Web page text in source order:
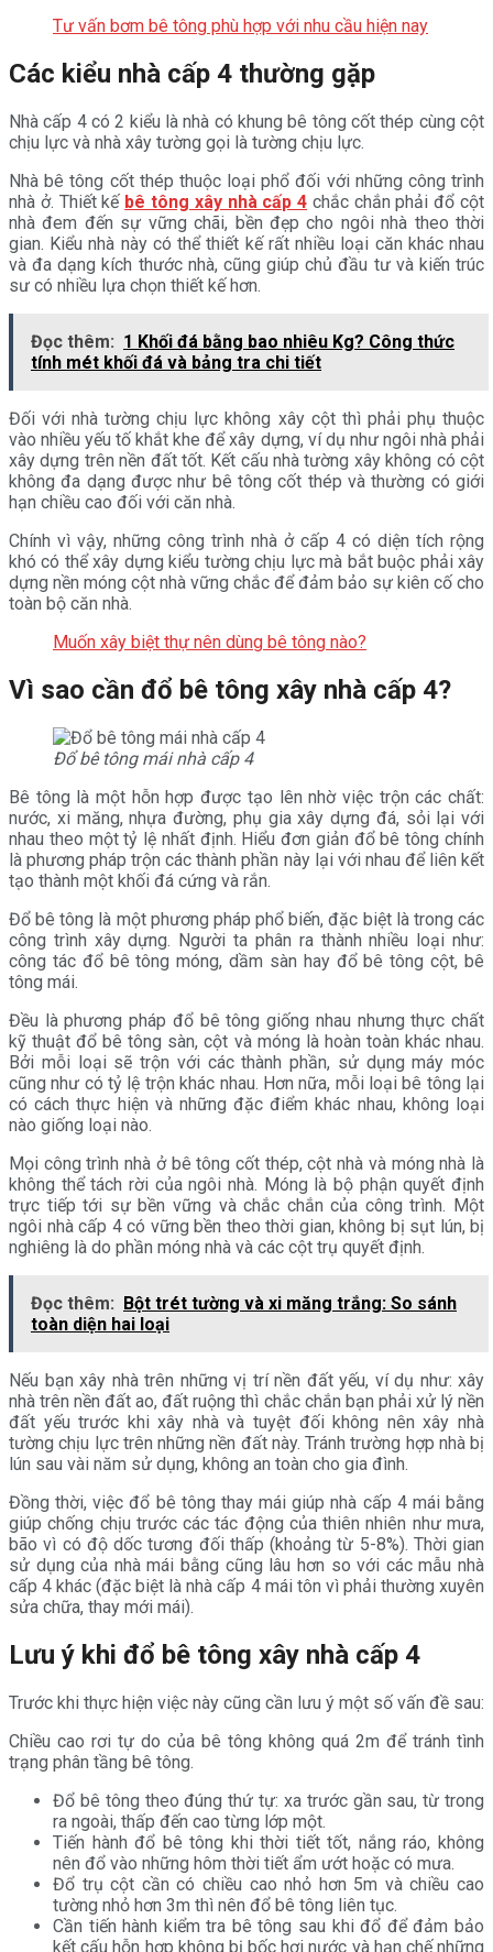
Tư vấn bơm bê tông phù hợp với nhu cầu hiện nay
Các kiểu nhà cấp 4 thường gặp
Nhà cấp 4 có 2 kiểu là nhà có khung bê tông cốt thép cùng cột
chịu lực và nhà xây tường gọi là tường chịu lực.
Nhà bê tông cốt thép thuộc loại phổ đối với những công trình
nhà ở. Thiết kế bê tông xây nhà cấp 4 chắc chắn phải đổ cột
nhà đem đến sự vững chãi, bền đẹp cho ngôi nhà theo thời
gian. Kiểu nhà này có thể thiết kế rất nhiều loại căn khác nhau
và đa dạng kích thước nhà, cũng giúp chủ đầu tư và kiến trúc
sư có nhiều lựa chọn thiết kế hơn.
Đọc thêm: 1 Khối đá bằng bao nhiêu Kg? Công thức
tính mét khối đá và bảng tra chi tiết
Đối với nhà tường chịu lực không xây cột thì phải phụ thuộc
vào nhiều yếu tố khắt khe để xây dựng, ví dụ như ngôi nhà phải
xây dựng trên nền đất tốt. Kết cấu nhà tường xây không có cột
không đa dạng được như bê tông cốt thép và thường có giới
hạn chiều cao đối với căn nhà.
Chính vì vậy, những công trình nhà ở cấp 4 có diện tích rộng
khó có thể xây dựng kiểu tường chịu lực mà bắt buộc phải xây
dựng nền móng cột nhà vững chắc để đảm bảo sự kiên cố cho
toàn bộ căn nhà.
Muốn xây biệt thự nên dùng bê tông nào?
Vì sao cần đổ bê tông xây nhà cấp 4?
Đổ bê tông mái nhà cấp 4
Bê tông là một hỗn hợp được tạo lên nhờ việc trộn các chất:
nước, xi măng, nhựa đường, phụ gia xây dựng đá, sỏi lại với
nhau theo một tỷ lệ nhất định. Hiểu đơn giản đổ bê tông chính
là phương pháp trộn các thành phần này lại với nhau để liên kết
tạo thành một khối đá cứng và rắn.
Đổ bê tông là một phương pháp phổ biến, đặc biệt là trong các
công trình xây dựng. Người ta phân ra thành nhiều loại như:
công tác đổ bê tông móng, dầm sàn hay đổ bê tông cột, bê
tông mái.
Đều là phương pháp đổ bê tông giống nhau nhưng thực chất
kỹ thuật đổ bê tông sàn, cột và móng là hoàn toàn khác nhau.
Bởi mỗi loại sẽ trộn với các thành phần, sử dụng máy móc
cũng như có tỷ lệ trộn khác nhau. Hơn nữa, mỗi loại bê tông lại
có cách thực hiện và những đặc điểm khác nhau, không loại
nào giống loại nào.
Mọi công trình nhà ở bê tông cốt thép, cột nhà và móng nhà là
không thể tách rời của ngôi nhà. Móng là bộ phận quyết định
trực tiếp tới sự bền vững và chắc chắn của công trình. Một
ngôi nhà cấp 4 có vững bền theo thời gian, không bị sụt lún, bị
nghiêng là do phần móng nhà và các cột trụ quyết định.
Đọc thêm: Bột trét tường và xi măng trắng: So sánh
toàn diện hai loại
Nếu bạn xây nhà trên những vị trí nền đất yếu, ví dụ như: xây
nhà trên nền đất ao, đất ruộng thì chắc chắn bạn phải xử lý nền
đất yếu trước khi xây nhà và tuyệt đối không nên xây nhà
tường chịu lực trên những nền đất này. Tránh trường hợp nhà bị
lún sau vài năm sử dụng, không an toàn cho gia đình.
Đồng thời, việc đổ bê tông thay mái giúp nhà cấp 4 mái bằng
giúp chống chịu trước các tác động của thiên nhiên như mưa,
bão vì có độ dốc tương đối thấp (khoảng từ 5-8%). Thời gian
sử dụng của nhà mái bằng cũng lâu hơn so với các mẫu nhà
cấp 4 khác (đặc biệt là nhà cấp 4 mái tôn vì phải thường xuyên
sửa chữa, thay mới mái).
Lưu ý khi đổ bê tông xây nhà cấp 4
Trước khi thực hiện việc này cũng cần lưu ý một số vấn đề sau:
Chiều cao rơi tự do của bê tông không quá 2m để tránh tình
trạng phân tầng bê tông.
Đổ bê tông theo đúng thứ tự: xa trước gần sau, từ trong
ra ngoài, thấp đến cao từng lớp một.
Tiến hành đổ bê tông khi thời tiết tốt, nắng ráo, không
nên đổ vào những hôm thời tiết ẩm ướt hoặc có mưa.
Đổ trụ cột cần có chiều cao nhỏ hơn 5m và chiều cao
tường nhỏ hơn 3m thì nên đổ bê tông liên tục.
Cần tiến hành kiểm tra bê tông sau khi đổ để đảm bảo
kết cấu hỗn hợp không bị bốc hơi nước và hạn chế những